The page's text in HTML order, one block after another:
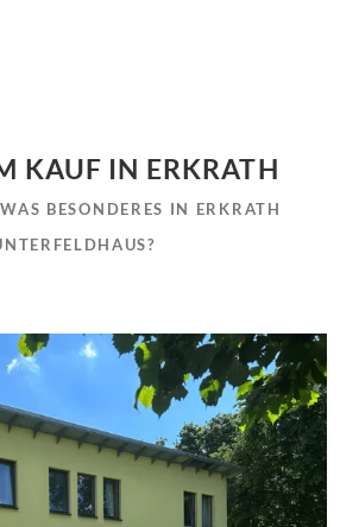
KAUF IN ERKRATH
BESONDERES IN ERKRATH